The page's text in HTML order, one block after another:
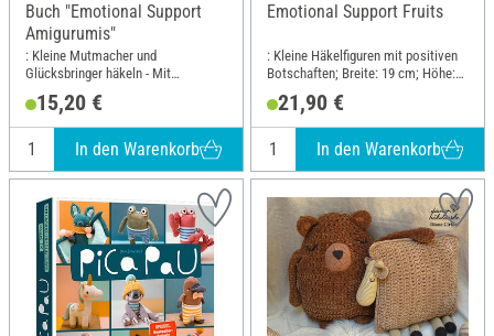
Buch "Emotional Support
Amigurumis"
: Kleine Mutmacher und
Glücksbringer häkeln - Mit
Individualisieren; Breite: 17.5 cm;
Höhe: 21.6 cm
15,20 €
In den Warenkorb
Emotional Support Fruits
: Kleine Häkelfiguren mit positiven
Botschaften; Breite: 19 cm; Höhe:
21,90 €
In den Warenkorb